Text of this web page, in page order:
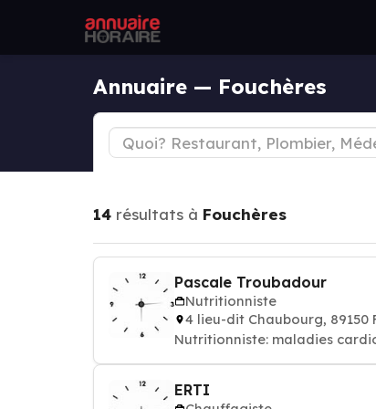
Annuaire — Fouchères
14 résultats à Fouchères
Pascale Troubadour
Nutritionniste
4 lieu-dit Chaubourg, 89150
Nutritionniste: maladies
ERTI